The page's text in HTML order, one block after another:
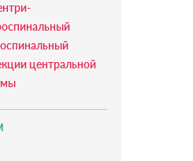
центральной